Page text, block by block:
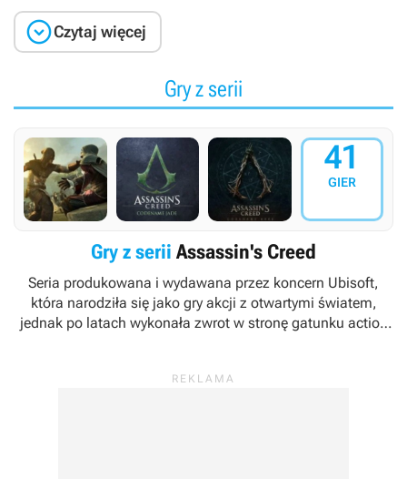
Czytaj więcej
Gry z serii
41
GIER
Gry z serii Assassin's Creed
Seria produkowana i wydawana przez koncern Ubisoft,
która narodziła się jako gry akcji z otwartymi światem,
jednak po latach wykonała zwrot w stronę gatunku action
Raymond oraz Corey May.